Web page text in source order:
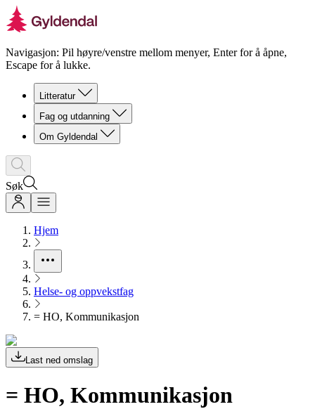
Navigasjon: Pil høyre/venstre mellom menyer, Enter for å åpne,
Escape for å lukke.
Litteratur
Fag og utdanning
Om Gyldendal
Søk
Hjem
Helse- og oppvekstfag
= HO, Kommunikasjon
Last ned omslag
= HO, Kommunikasjon